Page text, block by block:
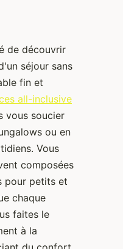
de découvrir
séjour sans
fin et
all-inclusive
vous soucier
ou en
Vous
composées
pour petits et
chaque
faites le
à la